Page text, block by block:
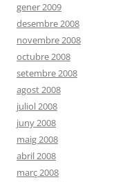
gener 2009
desembre 2008
novembre 2008
octubre 2008
setembre 2008
agost 2008
juliol 2008
juny 2008
maig 2008
abril 2008
març 2008